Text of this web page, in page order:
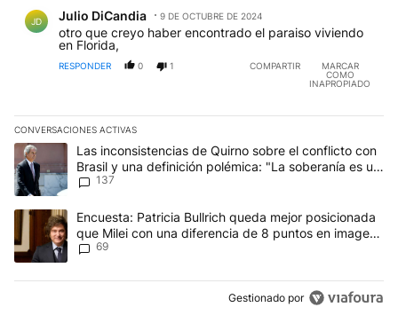
JD Julio DiCandia 9 DE OCTUBRE DE 2024
otro que creyo haber encontrado el paraiso viviendo
en Florida,
RESPONDER 0 1 COMPARTIR
MARCAR
COMO
INAPROPIADO
CONVERSACIONES ACTIVAS
Este listado muestra los artículos con más comentarios en los
Un artículo de tendencia con el título "Las inconsistencias de
Las inconsistencias de Quirno sobre el conflicto con
Brasil y una definición polémica: "La soberanía es un
concepto antiguo"
137
Un artículo de tendencia con el título "Encuesta: Patricia Bullrich
Encuesta: Patricia Bullrich queda mejor posicionada
que Milei con una diferencia de 8 puntos en imagen
negativa
69
Gestionado por